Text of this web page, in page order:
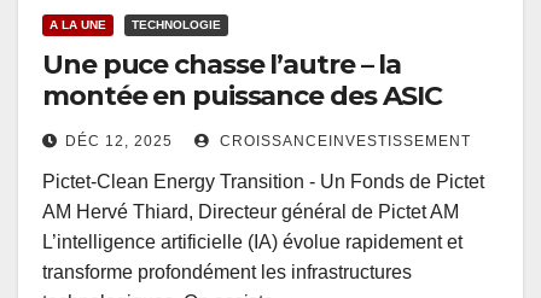
A LA UNE TECHNOLOGIE
Une puce chasse l’autre – la
montée en puissance des ASIC
DÉC 12, 2025 CROISSANCEINVESTISSEMENT
Pictet-Clean Energy Transition - Un Fonds de Pictet
AM Hervé Thiard, Directeur général de Pictet AM
L’intelligence artificielle (IA) évolue rapidement et
transforme profondément les infrastructures